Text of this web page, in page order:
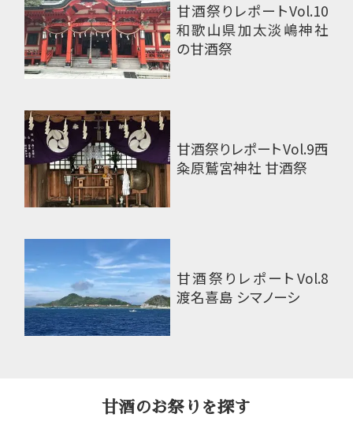
甘酒祭りレポートVol.10
和歌山県加太淡嶋神社
の甘酒祭
甘酒祭りレポートVol.9西
粂原鷲宮神社 甘酒祭
甘酒祭りレポートVol.8
渡名喜島 シマノーシ
甘酒のお祭りを探す